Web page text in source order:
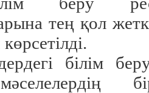
тең қол
білім